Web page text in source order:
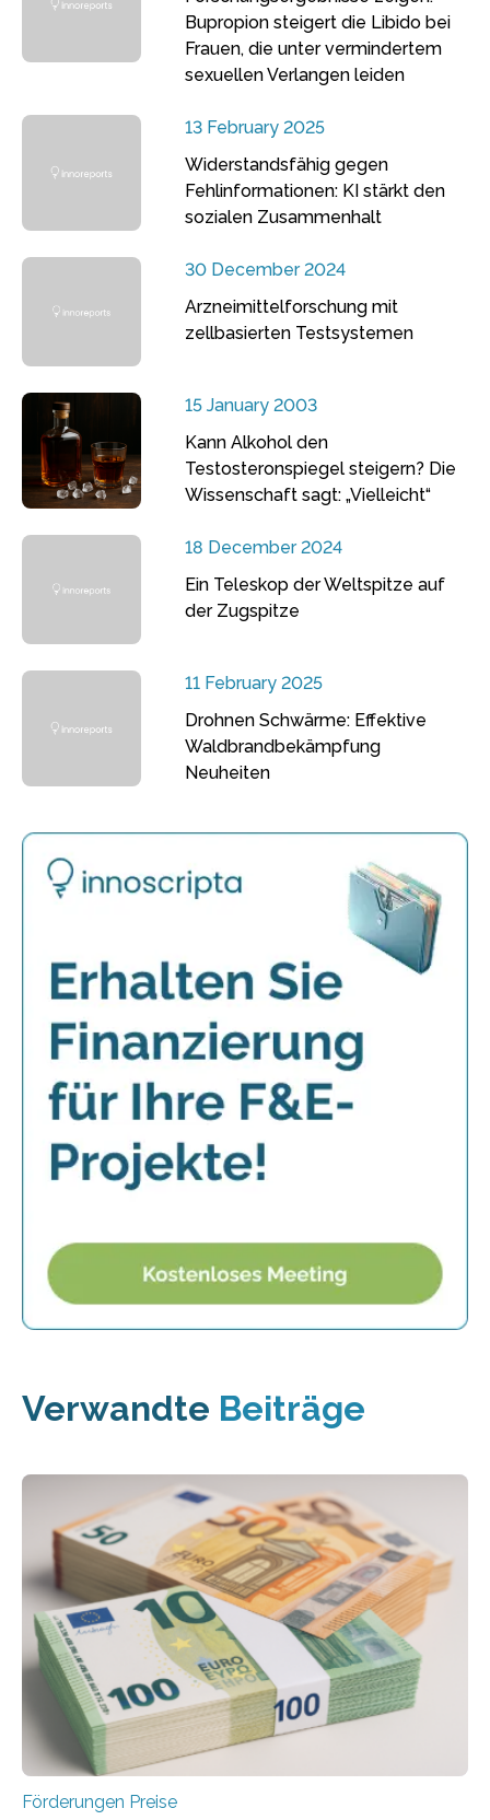
Bupropion steigert die Libido bei
Frauen, die unter vermindertem
sexuellen Verlangen leiden
13 February 2025
Widerstandsfähig gegen
Fehlinformationen: KI stärkt den
sozialen Zusammenhalt
30 December 2024
Arzneimittelforschung mit
zellbasierten Testsystemen
15 January 2003
Kann Alkohol den
Testosteronspiegel steigern? Die
Wissenschaft sagt: „Vielleicht“
18 December 2024
Ein Teleskop der Weltspitze auf
der Zugspitze
11 February 2025
Drohnen Schwärme: Effektive
Waldbrandbekämpfung
Neuheiten
Verwandte Beiträge
Förderungen Preise